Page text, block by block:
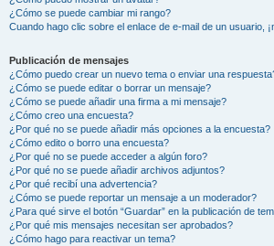
¿Cómo se puede cambiar mi rango?
Cuando hago clic sobre el enlace de e-mail de un usuario,
Publicación de mensajes
¿Cómo puedo crear un nuevo tema o enviar una
¿Cómo se puede editar o borrar un mensaje?
¿Cómo se puede añadir una firma a mi mensaje?
¿Cómo creo una encuesta?
¿Por qué no se puede añadir más opciones a la encuesta?
¿Cómo edito o borro una encuesta?
¿Por qué no se puede acceder a algún foro?
¿Por qué no se puede añadir archivos adjuntos?
¿Por qué recibí una advertencia?
¿Cómo se puede reportar un mensaje a un moderador?
¿Para qué sirve el botón “Guardar” en la publicación de
¿Por qué mis mensajes necesitan ser aprobados?
¿Cómo hago para reactivar un tema?